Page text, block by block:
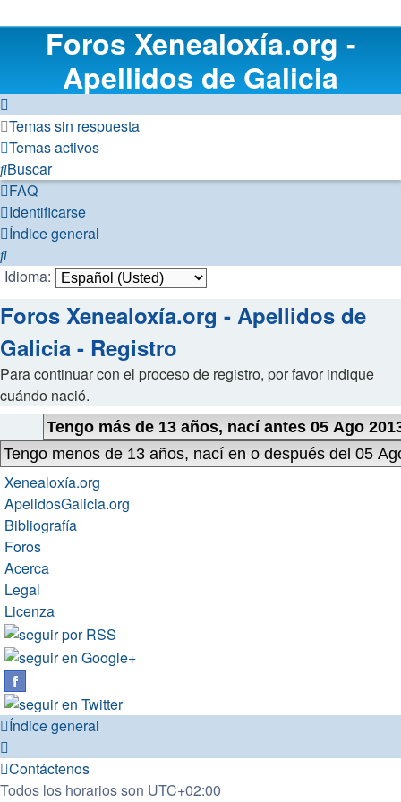
Foros Xenealoxía.org -
Apellidos de Galicia
Temas sin respuesta
Temas activos
Buscar
FAQ
Identificarse
Índice general
Buscar
Idioma:
Foros Xenealoxía.org - Apellidos de
Galicia - Registro
Para continuar con el proceso de registro, por favor indique
cuándo nació.
Xenealoxía.org
ApelidosGalicia.org
Bibliografía
Foros
Acerca
Legal
Licenza
Índice general
Contáctenos
Todos los horarios son UTC+02:00